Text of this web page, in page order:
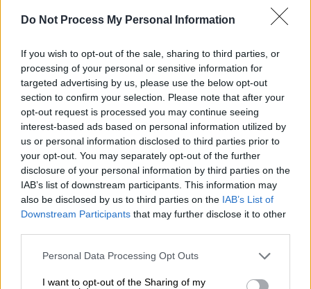
Do Not Process My Personal Information
If you wish to opt-out of the sale, sharing to third parties, or
processing of your personal or sensitive information for
targeted advertising by us, please use the below opt-out
section to confirm your selection. Please note that after your
opt-out request is processed you may continue seeing
interest-based ads based on personal information utilized by
us or personal information disclosed to third parties prior to
your opt-out. You may separately opt-out of the further
disclosure of your personal information by third parties on the
IAB’s list of downstream participants. This information may
also be disclosed by us to third parties on the IAB’s List of
Downstream Participants that may further disclose it to other
Please note that this website/app uses one or more Google
not limited to your visit or usage behaviour. You may click to
Personal Data Processing Opt Outs
I want to opt-out of the Sharing of my
Τις πρωινές ώρες της Τρίτης ενημερώθηκε η
Λιμενική Αρχή Σερίφουαπό τον πλοίαρχο
του επιβατηγού-οχηματαγωγού «ΑΡΤΕΜΙΣ»
ότι ένας 86χρονος ημεδαπός επιβάτης έχασε
τη ζωή του ενώ το πλοίο κατευθυνόταν
προς το νησί.
Κατέπλευσε κανονικά στη Σέριφο
Το “ΑΡΤΕΜΙΣ” εκτελούσε προγραμματισμένο
δρομολόγιο από τηΣύροπρος Πάρο, Σέριφο,
Σίφνο, Κίμωλο και Μήλο. Με την άφιξή του
στο λιμάνι της Σερίφου, έγινε η αποβίβαση
του άτυχου επιβάτη, όπως προβλέπεται στη
διαδικασία τουΛιμενικού.